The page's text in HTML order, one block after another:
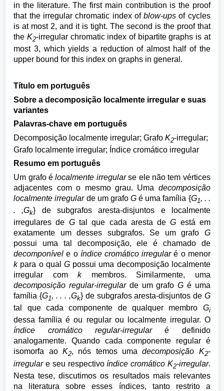
in the literature. The first main contribution is the proof
that the irregular chromatic index ofblow-ups of cycles
is at most 2, and it is tight. The second is the proof that
the K2-irregular chromatic index of bipartite graphs is at
most 3, which yields a reduction of almost half of the
upper bound for this index on graphs in general.
Título em português
Sobre a decomposição localmente irregular e suas
variantes
Palavras-chave em português
Decomposição localmente irregular; GrafoK2-irregular;
Grafo localmente irregular; Índice cromático irregular
Resumo em português
Um grafo élocalmente irregularse ele não tem vértices
adjacentes com o mesmo grau. Uma decomposição
localmente irregularde um grafo Gé uma família {G1, . .
. ,Gk} de subgrafos aresta-disjuntos e localmente
irregulares de Gtal que cada aresta deG está em
exatamente um desses subgrafos. Se um grafo G
possui uma tal decomposição, ele é chamado de
decomponível e o índice cromático irregularé o menor
kpara o qual G possui uma decomposição localmente
irregular comkmembros. Similarmente, uma
decomposição regular-irregularde um grafoG é uma
família {G1, . . . ,Gk} de subgrafos aresta-disjuntos de G
tal que cada componente de qualquer membro Gi
dessa família é ou regular ou localmente irregular. O
índice cromático regular-irregularé definido
analogamente. Quando cada componente regular é
isomorfa ao K2, nós temos umadecomposição K2-
irregulare seu respectivo índice cromático K2-irregular.
Nesta tese, discutimos os resultados mais relevantes
na literatura sobre esses índices, tanto restrito a